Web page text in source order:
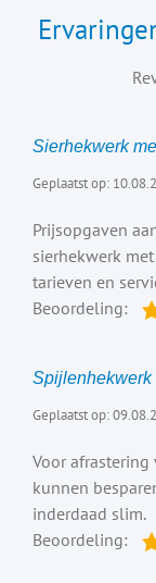
Sierhekwerk
Geplaatst op:
Prijsopgaven
sierhekwerk
tarieven en
Beoordeling:
Spijlenhekwerk
Geplaatst op:
Voor afrastering
kunnen
inderdaad slim.
Beoordeling: